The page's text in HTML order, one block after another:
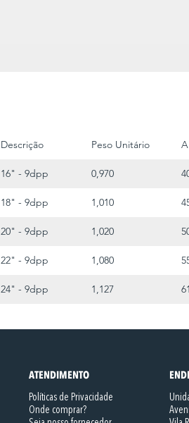
Descrição Peso Unitário
16" - 9dpp 0,970
18" - 9dpp 1,010
20" - 9dpp 1,020
22" - 9dpp 1,080
24" - 9dpp 1,127
ATENDIMENTO
Políticas de Privacidade
Onde comprar?